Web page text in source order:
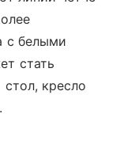
с белыми
стать
кресло